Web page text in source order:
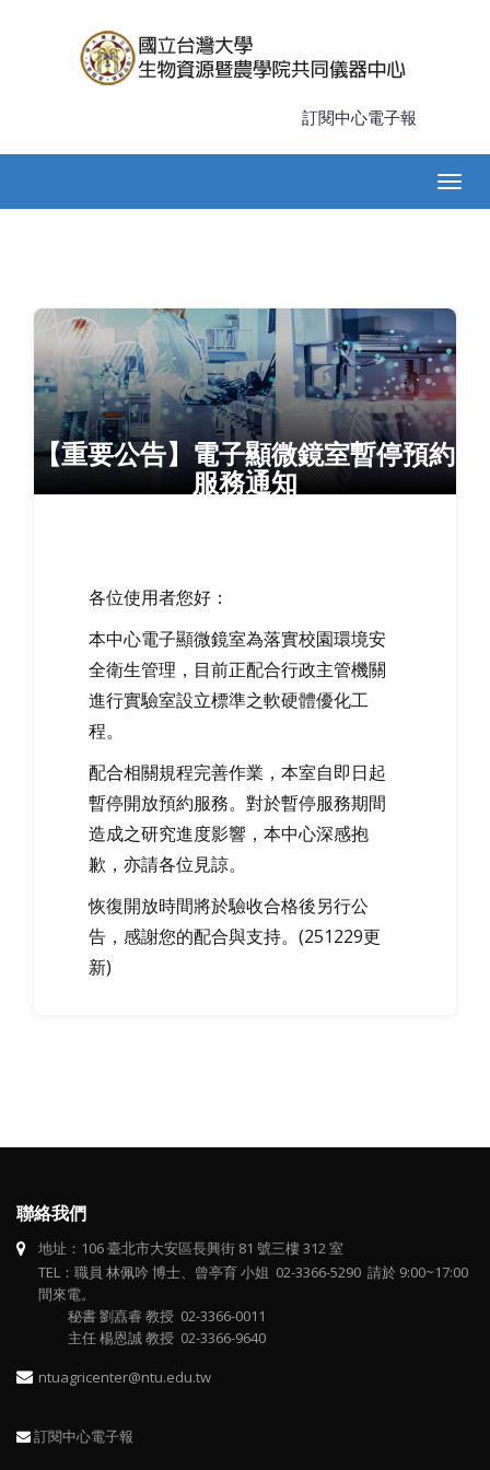
訂閱中心電子報
navigation
【重要公告】電子顯微鏡室暫停預約
服務通知
各位使用者您好：
本中心電子顯微鏡室為落實校園環境安
全衛生管理，目前正配合行政主管機關
進行實驗室設立標準之軟硬體優化工
程。
配合相關規程完善作業，本室自即日起
暫停開放預約服務。對於暫停服務期間
造成之研究進度影響，本中心深感抱
歉，亦請各位見諒。
恢復開放時間將於驗收合格後另行公
告，感謝您的配合與支持。(251229更
新)
聯絡我們
地址：106 臺北市大安區長興街 81 號三樓 312 室
TEL：職員 林佩吟 博士、曾亭育 小姐 02-3366-5290 請於 9:00~17:00
間來電。
秘書 劉嚞睿 教授 02-3366-0011
主任 楊恩誠 教授 02-3366-9640
ntuagricenter@ntu.edu.tw
訂閱中心電子報